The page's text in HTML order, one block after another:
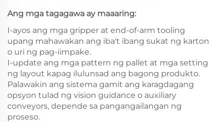
Ang mga tagagawa ay maaaring:
I-ayos ang mga gripper at end-of-arm tooling
upang mahawakan ang iba't ibang sukat ng karton
o uri ng pag-iimpake.
I-update ang mga pattern ng pallet at mga setting
ng layout kapag ilulunsad ang bagong produkto.
Palawakin ang sistema gamit ang karagdagang
opsyon tulad ng vision guidance o auxiliary
conveyors, depende sa pangangailangan ng
proseso.